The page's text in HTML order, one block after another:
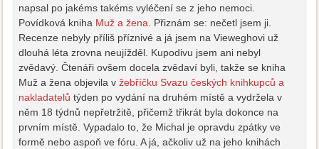
napsal po jakéms takéms vyléčení se z jeho nemoci.
Povídková kniha Muž a žena. Přiznám se: nečetl jsem ji.
Recenze nebyly příliš příznivé a já jsem na Vieweghovi už
dlouhá léta zrovna neujížděl. Kupodivu jsem ani nebyl
zvědavý. Čtenáři ovšem docela zvědaví byli, takže se kniha
Muž a žena objevila vžebříčku Svazu českých knihkupců a
nakladatelů týden po vydání na druhém místě a vydržela v
něm 18 týdnů nepřetržitě, přičemž třikrát byla dokonce na
prvním místě. Vypadalo to, že Michal je opravdu zpátky ve
formě nebo aspoň ve fóru. A já, ačkoliv už na jeho knihách